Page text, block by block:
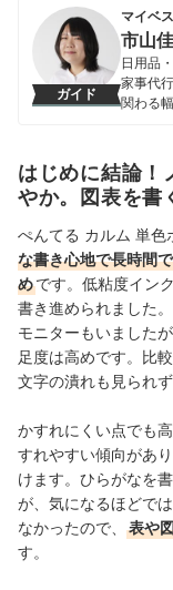
ガイド
マイベ
市山
日用品
家事代
関わる
市
はじめに結論！
やか。図表を書
ぺんてる カルム 単色
な書き心地で長時間
めです。低粘度イン
書き進められました
モニターもいました
足度は高めです。比
文字の潰れも見られ
かすれにくい点でも
すれやすい傾向があ
けます。ひらがなを
が、気になるほどで
なかったので、
表や
す。